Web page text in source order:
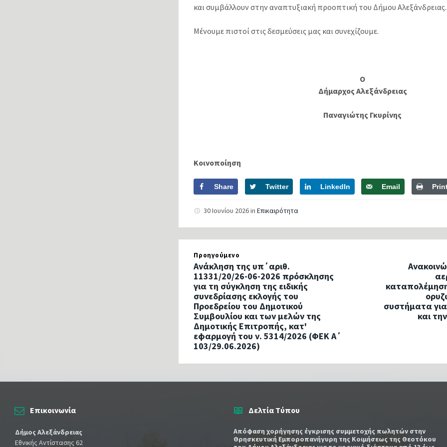
και συμβάλλουν στην αναπτυξιακή προοπτική του Δήμου Αλεξάνδρειας.
Μένουμε πιστοί στις δεσμεύσεις μας και συνεχίζουμε.
Ο
Δήμαρχος Αλεξάνδρειας
Παναγιώτης Γκυρίνης
Κοινοποίηση
Share Twitter LinkedIn Email
30 Ιουνίου 2026inΕπικαιρότητα
Προηγούμενο
Ανάκληση της υπ΄αριθ.
11331/20/26-06-2026 πρόσκλησης
για τη σύγκληση της ειδικής
συνεδρίασης εκλογής του
Προεδρείου του Δημοτικού
Συμβουλίου και των μελών της
Δημοτικής Επιτροπής, κατ'
εφαρμογή του ν. 5314/2026 (ΦΕΚ Α΄
103/29.06.2026)
συστήματα για
και
Επικοινωνία
Δήμος Αλεξάνδρειας
Εθνικής Αντίστασης 62
Δελτία Τύπου
Απόφαση χορήγησης έγκρισης συμμετοχής πωλητών στην
Θρησκευτική Εμποροπανήγυρη της Κοιμήσεως της Θεοτόκου